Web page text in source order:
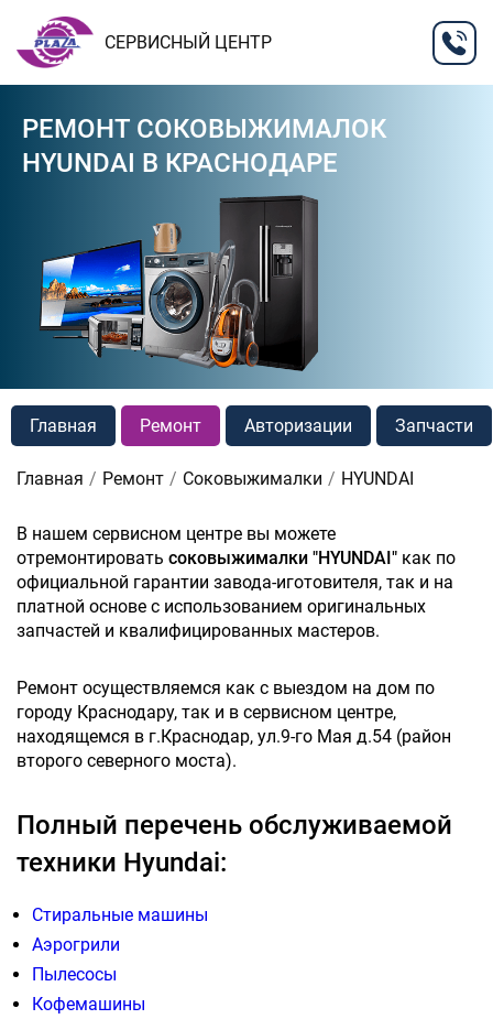
СЕРВИСНЫЙ ЦЕНТР
РЕМОНТ СОКОВЫЖИМАЛОК
HYUNDAI В КРАСНОДАРЕ
Главная Ремонт Авторизации Запчасти
Главная Ремонт Соковыжималки HYUNDAI
В нашем сервисном центре вы можете
отремонтировать соковыжималки "HYUNDAI" как по
официальной гарантии завода-иготовителя, так и на
платной основе с использованием оригинальных
запчастей и квалифицированных мастеров.
Ремонт осуществляемся как с выездом на дом по
городу Краснодару, так и в сервисном центре,
находящемся в г.Краснодар, ул.9-го Мая д.54 (район
второго северного моста).
Полный перечень обслуживаемой
техники Hyundai:
Стиральные машины
Аэрогрили
Пылесосы
Кофемашины